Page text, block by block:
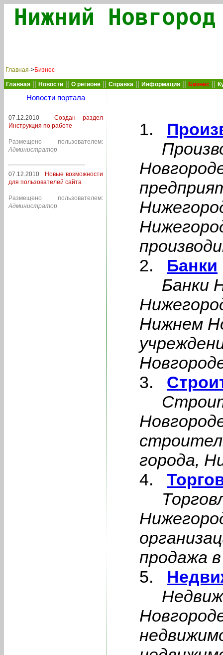
Нижний
Банки
Банки
Нижнем
города,
продажа
Главная->Бизнес
Главная Новости О регионе Справка Информация Бизнес
Новости портала
07.12.2010
Создан раздел
Инструкция по работе
Размещено пользователем:
Администратор
07.12.2010
Новые возможности
для пользователей сайта
Размещено пользователем:
Администратор